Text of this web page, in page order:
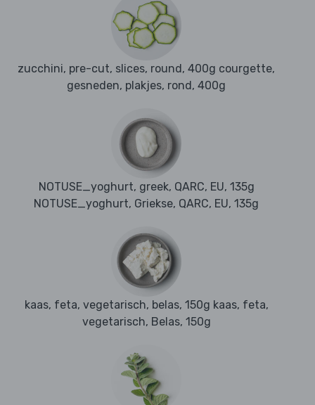
zucchini, pre-cut, slices, round, 400g courgette,
gesneden, plakjes, rond, 400g
NOTUSE_yoghurt, greek, QARC, EU, 135g
NOTUSE_yoghurt, Griekse, QARC, EU, 135g
kaas, feta, vegetarisch, belas, 150g kaas, feta,
vegetarisch, Belas, 150g